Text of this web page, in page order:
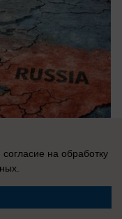
0
на обработку